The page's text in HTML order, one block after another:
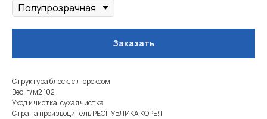
Заказать
Структура блеск, с люрексом
Вес, г/м2 102
Уход и чистка: сухая чистка
Страна производитель РЕСПУБЛИКА КОРЕЯ